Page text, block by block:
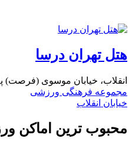
هتل تهران درسا
انقلاب، خیابان موسوی (فرصت)
مجموعه فرهنگی ورزشی
خیابان انقلاب
محبوب ترین اماکن